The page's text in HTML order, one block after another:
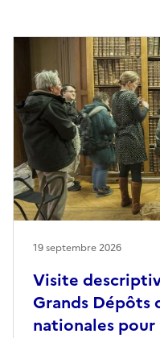
Visite
Grands Dépôts
nationales
19 septembre 2026